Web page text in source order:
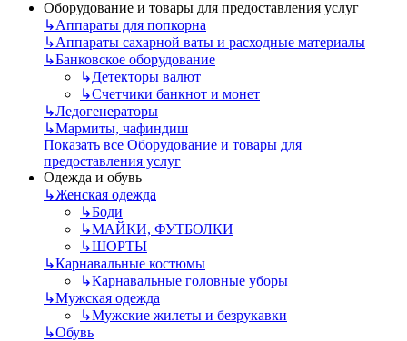
Оборудование и товары для предоставления услуг
↳Аппараты для попкорна
↳Аппараты сахарной ваты и расходные материалы
↳Банковское оборудование
↳Детекторы валют
↳Счетчики банкнот и монет
↳Ледогенераторы
↳Мармиты, чафиндиш
Показать все Оборудование и товары для
предоставления услуг
Одежда и обувь
↳Женская одежда
↳Боди
↳МАЙКИ, ФУТБОЛКИ
↳ШОРТЫ
↳Карнавальные костюмы
↳Карнавальные головные уборы
↳Мужская одежда
↳Мужские жилеты и безрукавки
↳Обувь